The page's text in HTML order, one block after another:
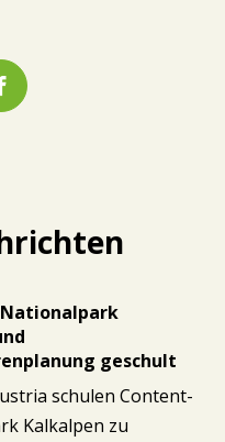
geschult
schulen Content-
Kalkalpen zu